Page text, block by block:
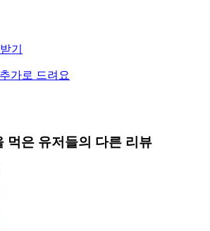
받기
가로 드려요
먹은 유저들의 다른 리뷰